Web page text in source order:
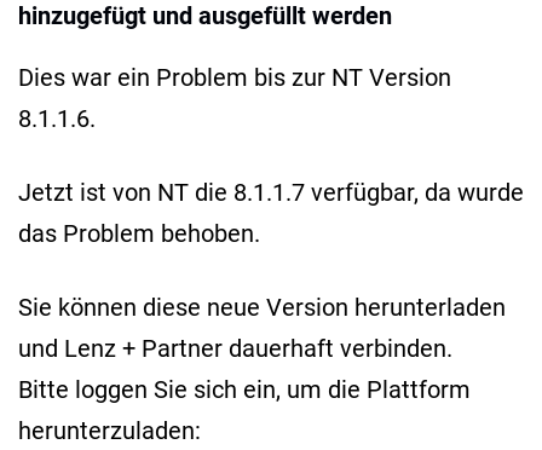
hinzugefügt und ausgefüllt werden
Dies war ein Problem bis zur NT Version
8.1.1.6.
Jetzt ist von NT die 8.1.1.7 verfügbar, da wurde
das Problem behoben.
Sie können diese neue Version herunterladen
und Lenz + Partner dauerhaft verbinden.
Bitte loggen Sie sich ein, um die Plattform
herunterzuladen: